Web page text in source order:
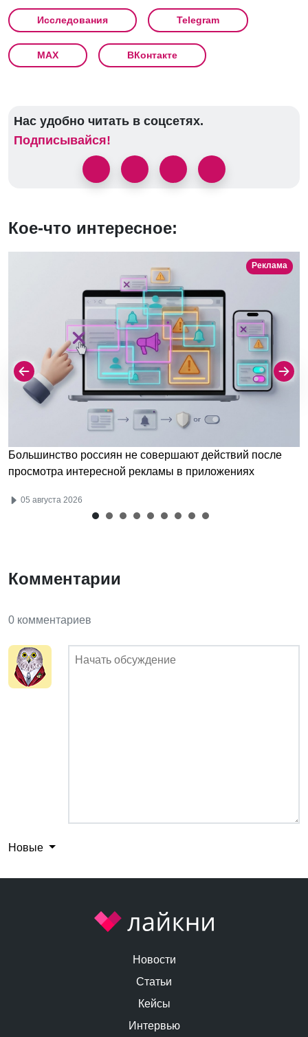
Исследования Telegram
MAX ВКонтакте
Нас удобно читать в соцсетях.
Подписывайся!
Кое-что интересное:
Реклама
Большинство россиян не совершают действий после
просмотра интересной рекламы в приложениях
05 августа 2026
Комментарии
0 комментариев
Новые
Новости
Статьи
Кейсы
Интервью